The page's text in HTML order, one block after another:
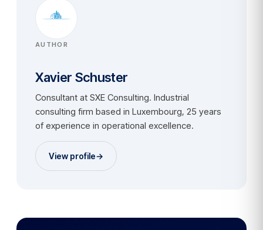
AUTHOR
Xavier Schuster
Consultant at SXE Consulting. Industrial
consulting firm based in Luxembourg, 25 years
of experience in operational excellence.
View profile→